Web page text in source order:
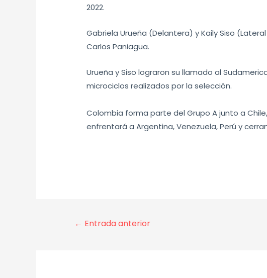
2022.
Gabriela Urueña (Delantera) y Kaily Siso
Carlos Paniagua.
Urueña y Siso lograron su llamado al
microciclos realizados por la selección.
Colombia forma parte del Grupo A junto a
enfrentará a Argentina, Venezuela, Perú y
← Entrada anterior